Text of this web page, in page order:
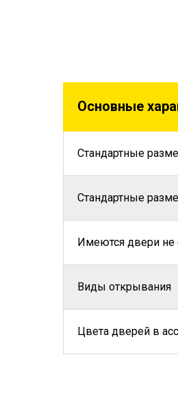
Основные
Стандартные
Стандартные
Имеются двери не
Виды открывания
Цвета дверей в